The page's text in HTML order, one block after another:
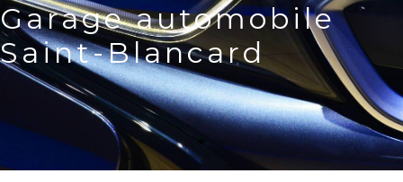
Garage automobile
Saint-Blancard